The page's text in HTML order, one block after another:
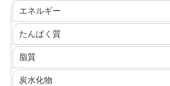
エネルギー
たんぱく質
脂質
炭水化物